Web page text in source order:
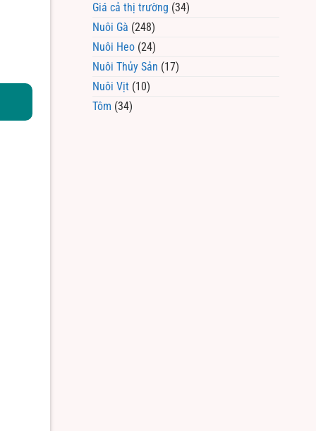
Giá cả thị trường (34)
Nuôi Gà (248)
Nuôi Heo (24)
Nuôi Thủy Sản (17)
Nuôi Vịt (10)
Tôm (34)